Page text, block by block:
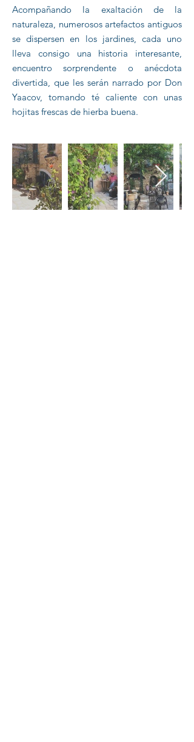
Acompañando la exaltación de la
naturaleza, numerosos artefactos antiguos
se dispersen en los jardines, cada uno
lleva consigo una historia interesante,
encuentro sorprendente o anécdota
divertida, que les serán narrado por Don
Yaacov, tomando té caliente con unas
hojitas frescas de hierba buena.